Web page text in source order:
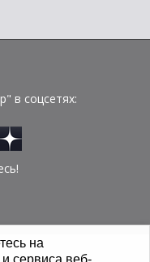
в соцсетях:
на
сервиса веб-